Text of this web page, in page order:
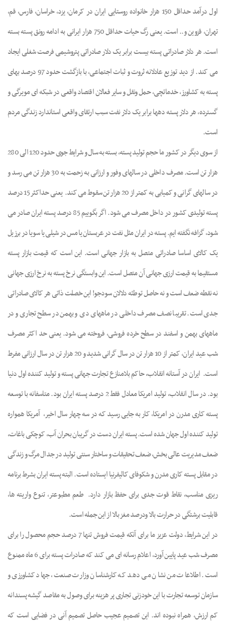
اول درآمد حداقل 150 هزار خانواده روستایی ایران در کرمان، یزد، خراسان، فارس، قم،
تهران، قزوین و.. است. یعنی رگ حیات حداقل 750 هزار ایرانی به ادامه رونق پسته بسته
است. هر دلار صادراتی پسته بیست برابر یک دلار صادراتی پتروشیمی فرصت شغلی ایجاد
می کند. از دید توزیع عادلانه ثروت و ثبات اجتماعی، با بازگشت حدود 97 درصد بهای
پسته به کشاورز، خدماتچی، حمل ونقل و سایر فعالان اقتصاد واقعی درشبکه ای مویرگی و
گسترده، هر دلار پسته دهها برابر یک دلار نفت سبب ارتقای واقعی استاندارد زندگی مردم
است.
از سوی دیگر در کشور ما حجم تولید پسته، بسته به سال و شرایط جوی حدود 120 الی 280
هزار تن است. مصرف داخلی در سالهای وفور و ارزانی به زحمت به 30 هزار تن
می رسد و
در سالهای گرانی و کمیابی به کمتر از 20 هزار تن سقوط می کند.
یعنی حداکثر 15 درصد
پسته تولیدی کشور در داخل مصرف می شود. اگر بگوییم 85 درصد پسته ایران صادر می
شود، گزافه نگفته ایم. پسته در ایران مثل نفت در عربستان یا مس در شیلی یا سویا در برزیل
یک کالای اساسا صادراتی متصل به بازار جهانی است. این است که قیمت بازار پسته
مستقیما به قیمت ارزی جهانی آن متصل است. این وابستگی نرخ پسته به نرخ ارزی جهانی
نه نقطه ضعف است و نه حاصل توطئه دلالان سودجو! این خصلت ذاتی هر کالای صادراتی
جدی است. تقریبا نصف مصرف داخلی در ماههای دی و بهمن در سطح تجاری و در
ماههای بهمن و اسفند در سطح خرده فروشی، فروخته می شود. یعنی حد اکثر مصرف
شب عید ایران، کمتر از 10 هزار تن در سال گرانی شدید و 20 هزار تن در سال ارزانی مفرط
است. ایران در آستانه انقلاب، حاکم بلامنازع تجارت جهانی پسته و تولید کننده اول دنیا
بود. در سال انقلاب، تولید امریکا معادل فقط 2 درصد پسته ایران بود. متاسفانه با توسعه
پسته کاری مدرن در امریکا، کار به جایی رسید که در سه چهار سال اخیر، آمریکا همواره
تولید کننده اول جهان شده است. پسته ایران دست در گریبان بحران آب، کوچکی باغات،
ضعف مدیریت عالی بخش، ضعف تحقیقات و ساختار سنتی تولید در جدال مرگ و زندگی
در مقابل پسته کاری مدرن و شکوفای کالیفرنیا ایستاده است. البته پسته ایران بشرط برنامه
ریزی مناسب، نقاط قوت جدی برای حفظ بازار دارد. طعم مطبوعتر، تنوع واریته ها،
قابلیت برشتگی در حرارت بالا ودرصد مغز بالا از این جمله است.
در این شرایط، دولت عزیز ما برای آنکه قیمت فروش تنها 7 درصد حجم محصول را برای
مصرف شب عید پایین آورد، اعلام رسانه ای می کند که صادرات پسته برای 6 ماه ممنوع
است. اطلاعات من نشان می دهد که کارشناسان وزارت صنعت، جهاد کشاورزی و
سازمان توسعه تجارت با این خودزنی تجاری پر هزینه برای وصول به مقاصد گیشه پسندانه
کم ارزش، همراه نبوده اند. این تصمیم عجیب حاصل تصمیم آنی در فضایی است که